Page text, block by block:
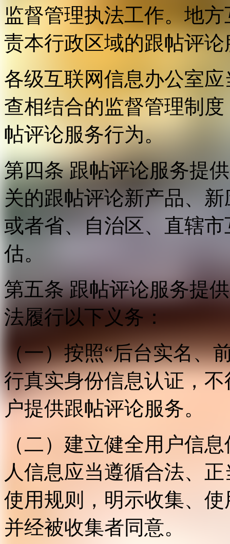
监督管理执法工作。地
责本行政区域的跟帖评
各级互联网信息办公室
查相结合的监督管理制
帖评论服务行为。
第四条 跟帖评论服务提
关的跟帖评论新产品、
或者省、自治区、直辖
估。
第五条 跟帖评论服务提
法履行以下义务：
（一）按照“后台实名、
行真实身份信息认证，
户提供跟帖评论服务。
（二）建立健全用户信
人信息应当遵循合法、
使用规则，明示收集、
并经被收集者同意。